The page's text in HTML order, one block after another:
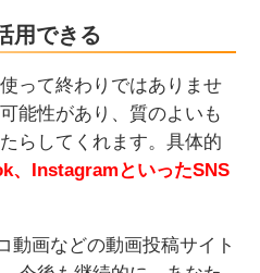
用できる
って終わりではありませ
能性があり、質のよいも
らしてくれます。具体的
、InstagramといったSNS
動画などの動画投稿サイト